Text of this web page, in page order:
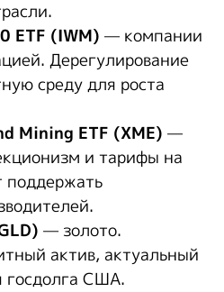
ETF (IWM) — компании
Дерегулирование
среду для роста
Mining ETF (XME) —
и тарифы на
поддержать
— золото.
актив, актуальный
госдолга США.